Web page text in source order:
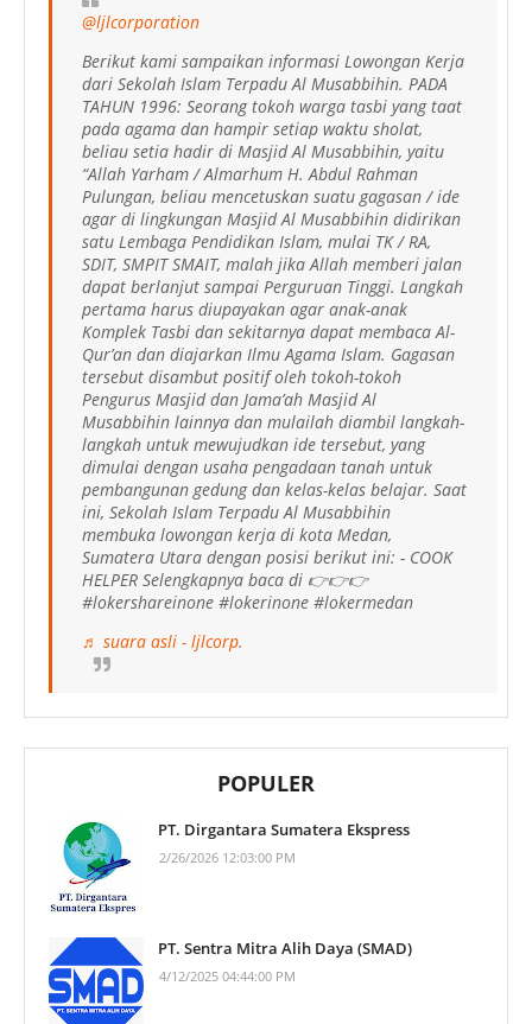
@ljlcorporation
Berikut kami sampaikan informasi Lowongan Kerja
dari Sekolah Islam Terpadu Al Musabbihin. PADA
TAHUN 1996: Seorang tokoh warga tasbi yang taat
pada agama dan hampir setiap waktu sholat,
beliau setia hadir di Masjid Al Musabbihin, yaitu
“Allah Yarham / Almarhum H. Abdul Rahman
Pulungan, beliau mencetuskan suatu gagasan / ide
agar di lingkungan Masjid Al Musabbihin didirikan
satu Lembaga Pendidikan Islam, mulai TK / RA,
SDIT, SMPIT SMAIT, malah jika Allah memberi jalan
dapat berlanjut sampai Perguruan Tinggi. Langkah
pertama harus diupayakan agar anak-anak
Komplek Tasbi dan sekitarnya dapat membaca Al-
Qur’an dan diajarkan Ilmu Agama Islam. Gagasan
tersebut disambut positif oleh tokoh-tokoh
Pengurus Masjid dan Jama’ah Masjid Al
Musabbihin lainnya dan mulailah diambil langkah-
langkah untuk mewujudkan ide tersebut, yang
dimulai dengan usaha pengadaan tanah untuk
pembangunan gedung dan kelas-kelas belajar. Saat
ini, Sekolah Islam Terpadu Al Musabbihin
membuka lowongan kerja di kota Medan,
Sumatera Utara dengan posisi berikut ini: - COOK
HELPER Selengkapnya baca di 👉👉👉
#lokershareinone #lokerinone #lokermedan
♬ suara asli - ljlcorp.
POPULER
PT. Dirgantara Sumatera Ekspress
2/26/2026 12:03:00 PM
PT. Sentra Mitra Alih Daya (SMAD)
4/12/2025 04:44:00 PM